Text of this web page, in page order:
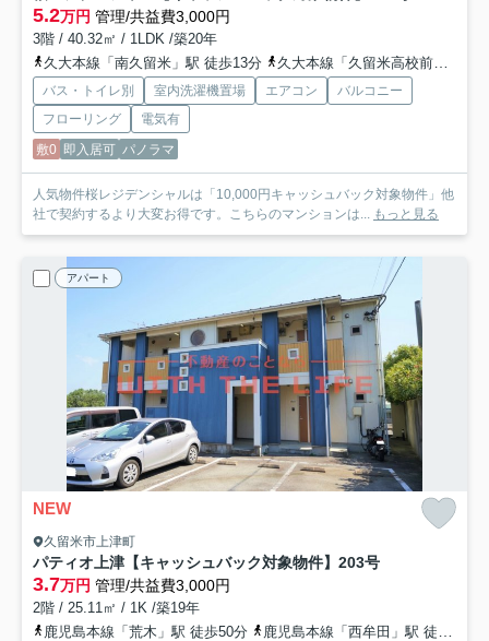
5.2万円 管理/共益費3,000円
3階 / 40.32㎡ / 1LDK /築20年
久大本線「南久留米」駅 徒歩13分
久大本線「久留米高校前」駅 徒歩20分
バス・トイレ別 室内洗濯機置場 エアコン
バルコニー
フローリング
電気有
敷0 即入居可 パノラマ
人気物件桜レジデンシャルは「10,000円キャッシュバック対象物件」他
社で契約するより大変お得です。こちらのマンションは...
もっと見る
アパート
NEW
久留米市上津町
パティオ上津【キャッシュバック対象物件】 203号
3.7万円 管理/共益費3,000円
2階 / 25.11㎡ / 1K /築19年
鹿児島本線「荒木」駅 徒歩50分
鹿児島本線「西牟田」駅 徒歩75分